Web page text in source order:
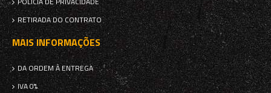
RETIRADA DO CONTRATO
MAIS INFORMAÇÕES
DA ORDEM À ENTREGA
IVA 0%